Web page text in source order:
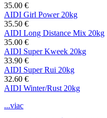
35.00 €
AIDI Girl Power 20kg
35.50 €
AIDI Long Distance Mix 20kg
35.00 €
AIDI Super Kweek 20kg
33.90 €
AIDI Super Rui 20kg
32.60 €
AIDI Winter/Rust 20kg
...viac